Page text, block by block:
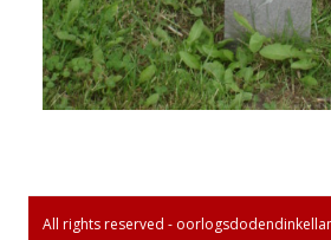
All rights reserved -